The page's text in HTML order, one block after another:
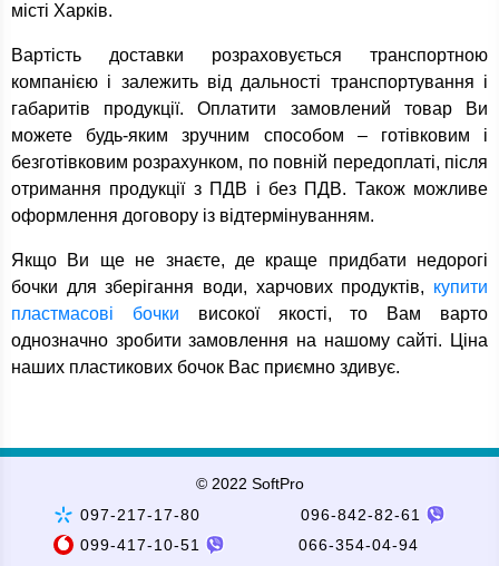
місті Харків.
Вартість доставки розраховується транспортною
компанією і залежить від дальності транспортування і
габаритів продукції. Оплатити замовлений товар Ви
можете будь-яким зручним способом – готівковим і
безготівковим розрахунком, по повній передоплаті, після
отримання продукції з ПДВ і без ПДВ. Також можливе
оформлення договору із відтермінуванням.
Якщо Ви ще не знаєте, де краще придбати недорогі
бочки для зберігання води, харчових продуктів, купити
пластмасові бочки високої якості, то Вам варто
однозначно зробити замовлення на нашому сайті. Ціна
наших пластикових бочок Вас приємно здивує.
© 2022 SoftPro
097-217-17-80
096-842-82-61
099-417-10-51
066-354-04-94